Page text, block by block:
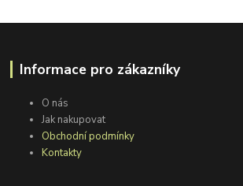
Informace pro zákazníky
O nás
Jak nakupovat
Obchodní podmínky
Kontakty